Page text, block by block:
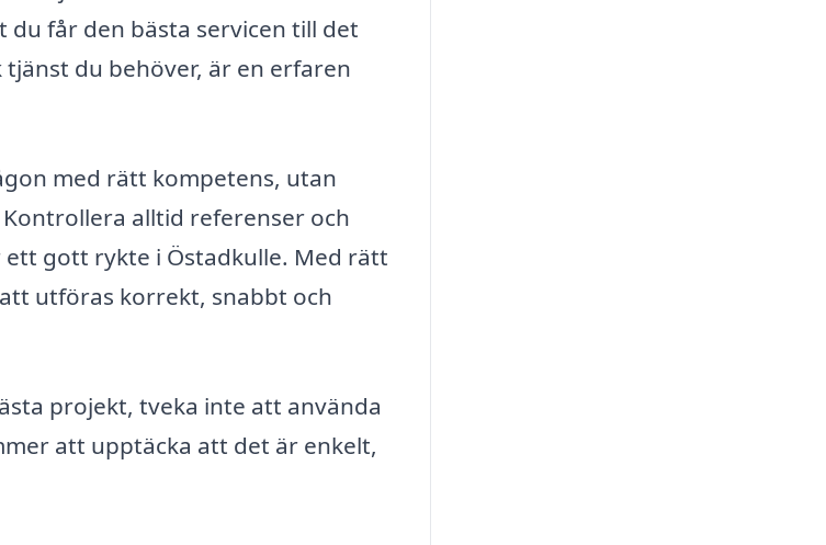
får den bästa servicen till det
du behöver, är en erfaren
med rätt kompetens, utan
alltid referenser och
gott rykte i Östadkulle. Med rätt
utföras korrekt, snabbt och
projekt, tveka inte att använda
att upptäcka att det är enkelt,